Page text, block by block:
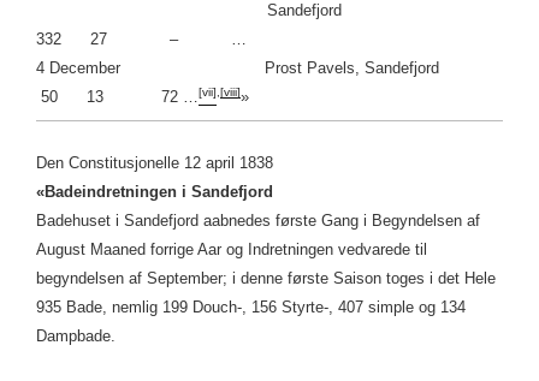
Sandefjord
332 27 – …
4 December Prost Pavels, Sandefjord
50 13 72 …[vii] [viii]»
Den Constitusjonelle 12 april 1838
«Badeindretningen i Sandefjord
Badehuset i Sandefjord aabnedes første Gang i Begyndelsen af
August Maaned forrige Aar og Indretningen vedvarede til
begyndelsen af September; i denne første Saison toges i det Hele
935 Bade, nemlig 199 Douch-, 156 Styrte-, 407 simple og 134
Dampbade.